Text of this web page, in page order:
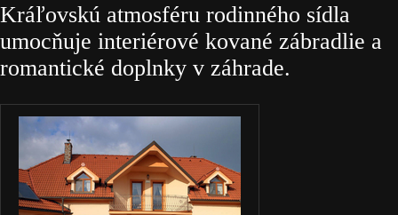
Kráľovskú atmosféru rodinného sídla
umocňuje interiérové kované zábradlie a
romantické doplnky v záhrade.